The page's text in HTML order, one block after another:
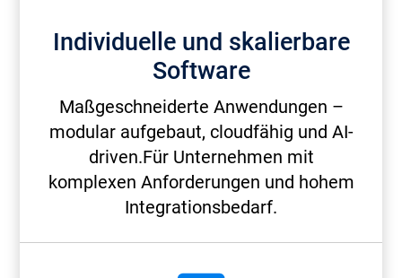
Individuelle und skalierbare
Software
Maßgeschneiderte Anwendungen –
modular aufgebaut, cloudfähig und AI-
driven.Für Unternehmen mit
komplexen Anforderungen und hohem
Integrationsbedarf.